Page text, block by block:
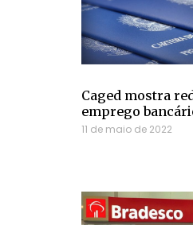
Caged mostra
emprego
11 de maio de 2022